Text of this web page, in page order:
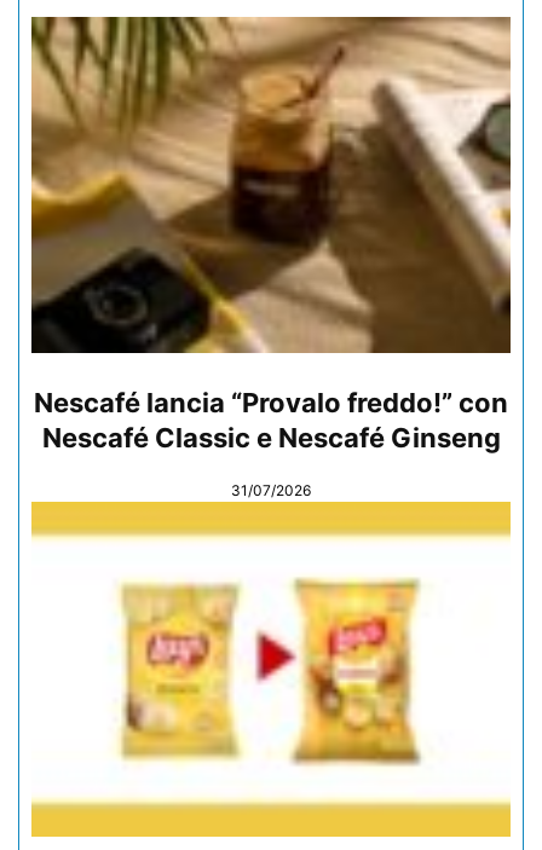
Nescafé lancia “Provalo freddo!” con
Nescafé Classic e Nescafé Ginseng
31/07/2026